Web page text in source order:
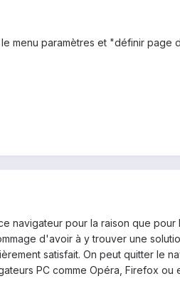
menu paramètres et "définir
navigateur pour la raison que
d'avoir à y trouver une
satisfait. On peut quitter le
PC comme Opéra, Firefox